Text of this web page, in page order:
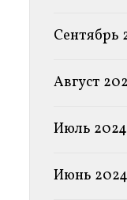
Сентябрь
Август
Июль 2024
Июнь 2024